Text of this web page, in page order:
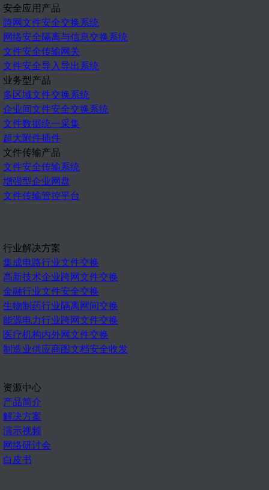
安全应用产品
跨网文件安全交换系统
网络安全隔离与信息交换系统
文件安全传输网关
文件安全导入导出系统
业务型产品
多区域文件交换系统
企业间文件安全交换系统
文件数据统一采集
超大附件插件
文件传输产品
文件安全传输系统
增强型企业网盘
文件传输管控平台
行业解决方案
集成电路行业文件交换
高新技术企业跨网文件交换
金融行业文件安全交换
生物制药行业隔离网间交换
能源电力行业跨网文件交换
医疗机构内外网文件交换
制造业供应商图文档安全收发
资源中心
产品简介
解决方案
演示视频
网络研讨会
白皮书